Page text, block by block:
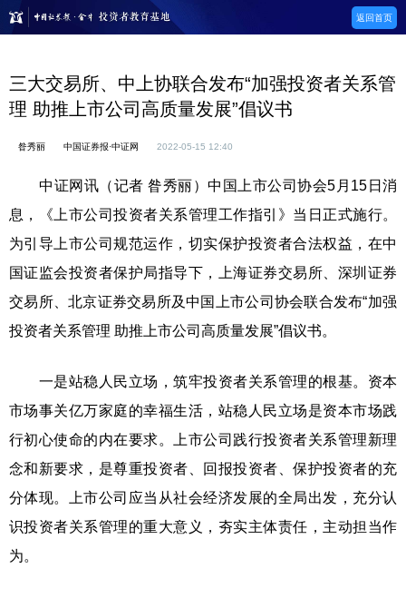
返回首页
三大交易所、中上协联合发布“加强投资者关系管
理 助推上市公司高质量发展”倡议书
昝秀丽 中国证券报·中证网 2022-05-15 12:40
中证网讯（记者 昝秀丽）中国上市公司协会5月15日消
息，《上市公司投资者关系管理工作指引》当日正式施行。
为引导上市公司规范运作，切实保护投资者合法权益，在中
国证监会投资者保护局指导下，上海证券交易所、深圳证券
交易所、北京证券交易所及中国上市公司协会联合发布“加强
投资者关系管理 助推上市公司高质量发展”倡议书。
一是站稳人民立场，筑牢投资者关系管理的根基。资本
市场事关亿万家庭的幸福生活，站稳人民立场是资本市场践
行初心使命的内在要求。上市公司践行投资者关系管理新理
念和新要求，是尊重投资者、回报投资者、保护投资者的充
分体现。上市公司应当从社会经济发展的全局出发，充分认
识投资者关系管理的重大意义，夯实主体责任，主动担当作
为。